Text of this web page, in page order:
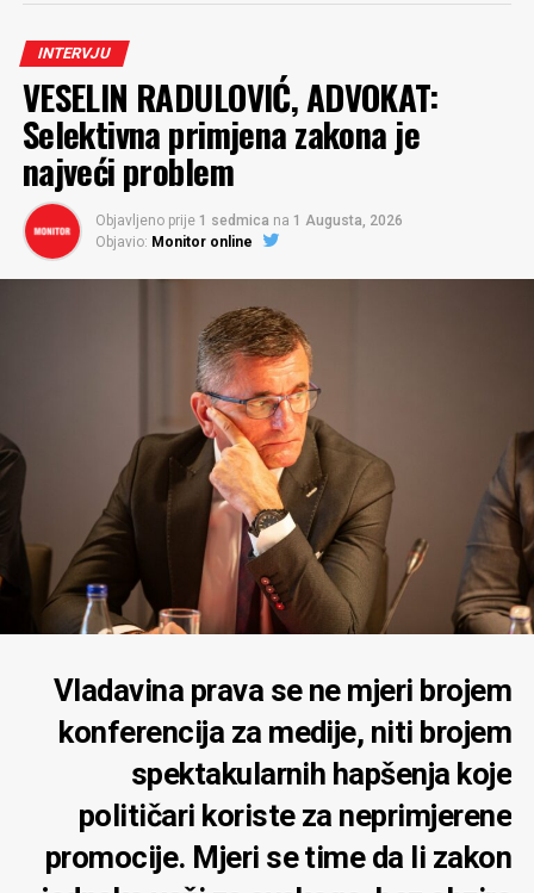
INTERVJU
VESELIN RADULOVIĆ, ADVOKAT:
Selektivna primjena zakona je
najveći problem
Objavljeno prije 1 sedmica na 1 Augusta, 2026
Objavio: Monitor online
Vladavina prava se ne mjeri brojem
konferencija za medije, niti brojem
spektakularnih hapšenja koje
političari koriste za neprimjerene
promocije. Mjeri se time da li zakon